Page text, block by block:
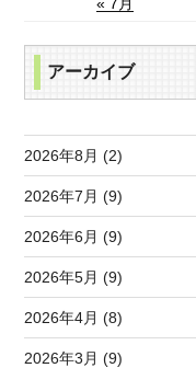
アーカイブ
2026年8月 (2)
2026年7月 (9)
2026年6月 (9)
2026年5月 (9)
2026年4月 (8)
2026年3月 (9)